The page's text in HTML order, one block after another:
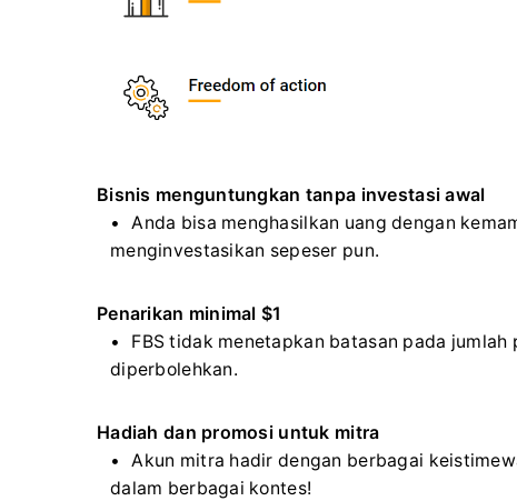
Bisnis menguntungkan tanpa investasi awal
Anda bisa menghasilkan uang dengan
menginvestasikan sepeser pun.
Penarikan minimal $1
FBS tidak menetapkan batasan pada
diperbolehkan.
Hadiah dan promosi untuk mitra
Akun mitra hadir dengan berbagai
dalam berbagai kontes!